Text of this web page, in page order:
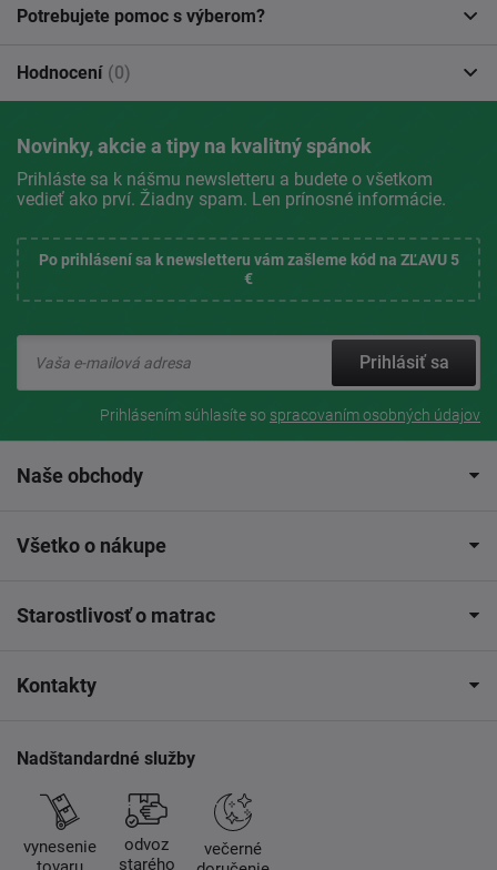
Potrebujete pomoc s výberom?
Hodnocení (0)
Novinky, akcie a tipy na kvalitný spánok
Prihláste sa k nášmu newsletteru a budete o všetkom
vedieť ako prví. Žiadny spam. Len prínosné informácie.
Po prihlásení sa k newsletteru vám zašleme kód na ZĽAVU 5
€
Prihlásiť sa
Prihlásením súhlasíte so spracovaním osobných údajov
Naše obchody
Všetko o nákupe
Starostlivosť o matrac
Kontakty
Nadštandardné služby
vynesenie
odvoz
starého
večerné